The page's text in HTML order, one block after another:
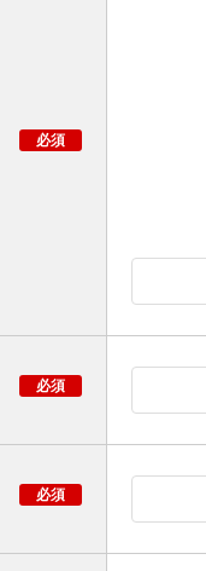
必須
必須
必須